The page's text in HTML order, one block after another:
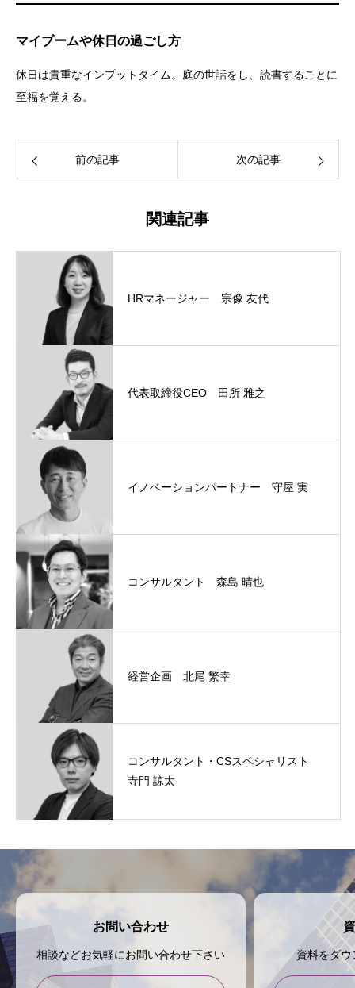
マイブームや休日の過ごし方
休日は貴重なインプットタイム。庭の世話をし、読書することに
至福を覚える。
前の記事 次の記事
関連記事
HRマネージャー 宗像 友代
代表取締役CEO 田所 雅之
イノベーションパートナー 守屋 実
コンサルタント 森島 晴也
経営企画 北尾 繁幸
コンサルタント・CSスペシャリスト
寺門 諒太
お問い合わせ
相談などお気軽にお問い合わせ下さい 資料をダ